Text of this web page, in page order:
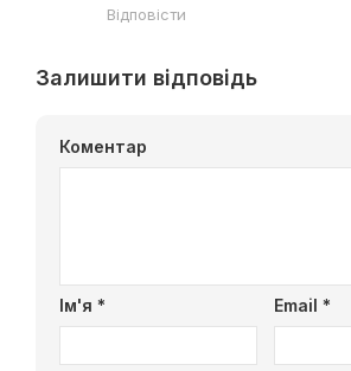
Відповісти
Залишити відповідь
Коментар
Ім'я * Email *